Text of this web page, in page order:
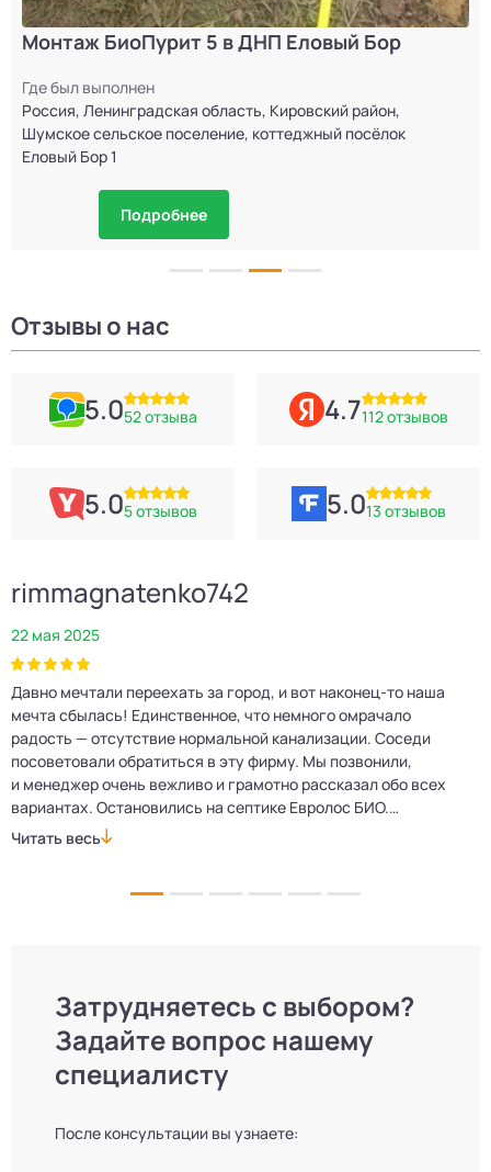
Монтаж БиоПурит 5 в ДНП Еловый Бор
Где был выполнен
Россия, Ленинградская область, Кировский район,
Шумское сельское поселение, коттеджный посёлок
Еловый Бор 1
Подробнее
Отзывы о нас
5.052 отзыва 4.7112 отзывов
5.05 отзывов 5.013 отзывов
rimmagnatenko742
22 мая 2025
Давно мечтали переехать за город, и вот наконец‑то наша
мечта сбылась! Единственное, что немного омрачало
радость — отсутствие нормальной канализации. Соседи
посоветовали обратиться в эту фирму. Мы позвонили,
и менеджер очень вежливо и грамотно рассказал обо всех
вариантах. Остановились на септике Евролос БИО.
Монтажники приехали вовремя, установили всё быстро
Читать весь
Затрудняетесь с выбором?
Задайте вопрос нашему
специалисту
После консультации вы узнаете: